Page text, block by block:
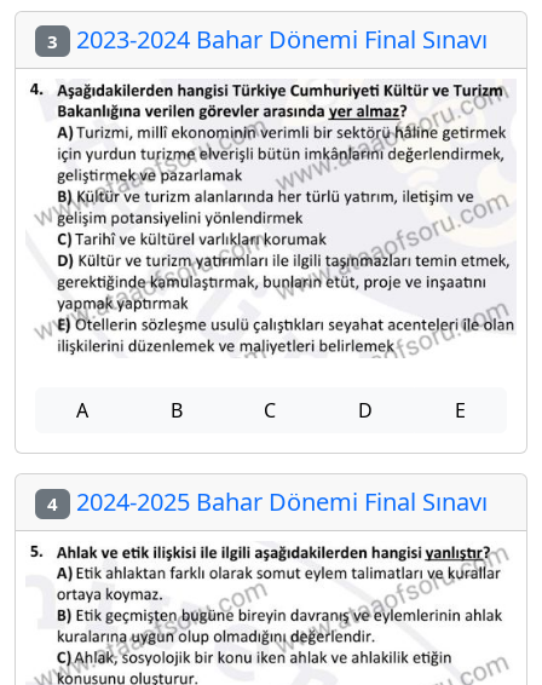
3 2023-2024 Bahar Dönemi Final Sınavı
A B C D E
4 2024-2025 Bahar Dönemi Final Sınavı